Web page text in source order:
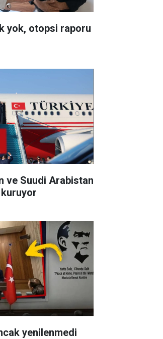
yok, otopsi raporu
ve Suudi Arabistan
yenilenmedi